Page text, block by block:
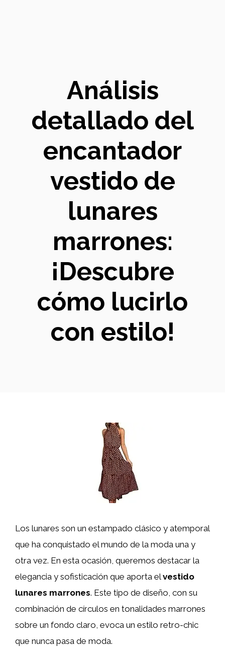
Análisis
detallado del
encantador
vestido de
lunares
marrones:
¡Descubre
cómo lucirlo
con estilo!
Los lunares son un estampado clásico y atemporal
que ha conquistado el mundo de la moda una y
otra vez. En esta ocasión, queremos destacar la
elegancia y sofisticación que aporta elvestido
lunares marrones. Este tipo de diseño, con su
combinación de círculos en tonalidades marrones
sobre un fondo claro, evoca un estilo retro-chic
que nunca pasa de moda.